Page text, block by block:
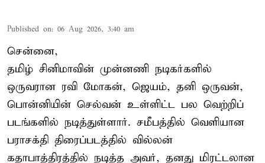
Published on: 06 Aug 2026, 3:40 am
சென்னை,
தமிழ் சினிமாவின் முன்னணி நடிகர்களில்
ஒருவரான ரவி மோகன், ஜெயம், தனி ஒருவன்,
பொன்னியின் செல்வன் உள்ளிட்ட பல வெற்றிப்
படங்களில் நடித்துள்ளார். சமீபத்தில் வெளியான
பராசக்தி திரைப்படத்தில் வில்லன்
கதாபாத்திரத்தில் நடித்த அவர், தனது மிரட்டலான